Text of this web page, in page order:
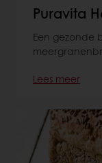
Puravita
Een gezonde
Lees meer